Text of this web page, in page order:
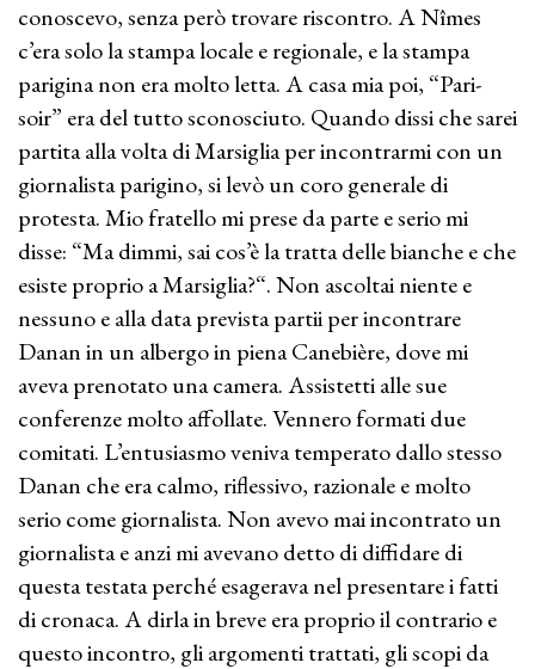
conoscevo, senza però trovare riscontro. A Nîmes
c’era solo la stampa locale e regionale, e la stampa
parigina non era molto letta. A casa mia poi, “Pari-
soir” era del tutto sconosciuto. Quando dissi che sarei
partita alla volta di Marsiglia per incontrarmi con un
giornalista parigino, si levò un coro generale di
protesta. Mio fratello mi prese da parte e serio mi
disse: “Ma dimmi, sai cos’è la tratta delle bianche e che
esiste proprio a Marsiglia?“. Non ascoltai niente e
nessuno e alla data prevista partii per incontrare
Danan in un albergo in piena Canebière, dove mi
aveva prenotato una camera. Assistetti alle sue
conferenze molto affollate. Vennero formati due
comitati. L’entusiasmo veniva temperato dallo stesso
Danan che era calmo, riflessivo, razionale e molto
serio come giornalista. Non avevo mai incontrato un
giornalista e anzi mi avevano detto di diffidare di
questa testata perché esagerava nel presentare i fatti
di cronaca. A dirla in breve era proprio il contrario e
questo incontro, gli argomenti trattati, gli scopi da